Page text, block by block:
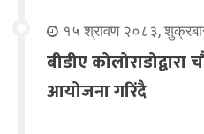
१५ श्रावण २०८३,
बीडीए कोलोराडोद्वारा
आयोजना गरिंदै